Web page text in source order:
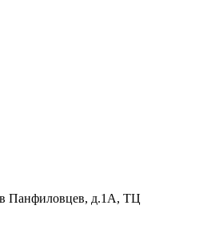
Панфиловцев, д.1А, ТЦ